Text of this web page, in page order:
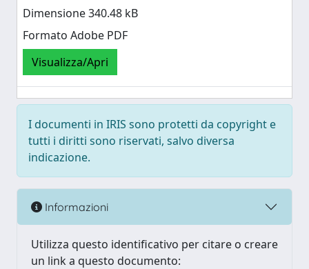
Dimensione 340.48 kB
Formato Adobe PDF
Visualizza/Apri
I documenti in IRIS sono protetti da copyright e
tutti i diritti sono riservati, salvo diversa
indicazione.
Informazioni
Utilizza questo identificativo per citare o creare
un link a questo documento: